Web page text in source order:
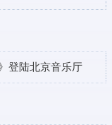
登陆北京音乐厅